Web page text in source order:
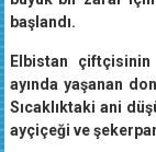
büyük bir zarar
başlandı.
Elbistan
ayında yaşanan
Sıcaklıktaki ani
ayçiçeği ve